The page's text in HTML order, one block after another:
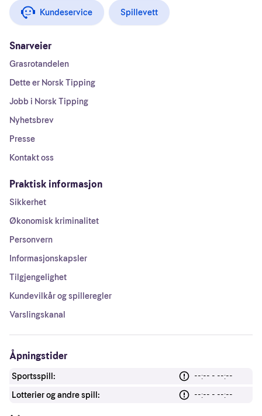
Kundeservice Spillevett
Snarveier
Grasrotandelen
Dette er Norsk Tipping
Jobb i Norsk Tipping
Nyhetsbrev
Presse
Kontakt oss
Praktisk informasjon
Sikkerhet
Økonomisk kriminalitet
Personvern
Informasjonskapsler
Tilgjengelighet
Kundevilkår og spilleregler
Varslingskanal
Åpningstider
Sportsspill:
--:-- - --:--
Lotterier og andre spill:
--:-- - --:--